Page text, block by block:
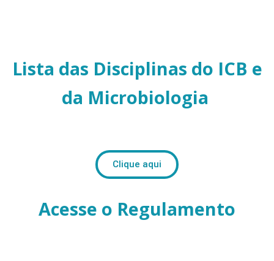
Lista das Disciplinas do ICB e
da Microbiologia
Clique aqui
Acesse o Regulamento